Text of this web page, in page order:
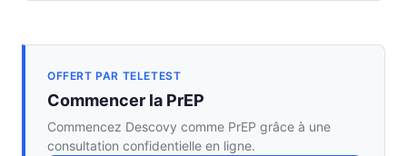
OFFERT PAR TELETEST
Commencer la PrEP
Commencez Descovy comme PrEP grâce à une
consultation confidentielle en ligne.